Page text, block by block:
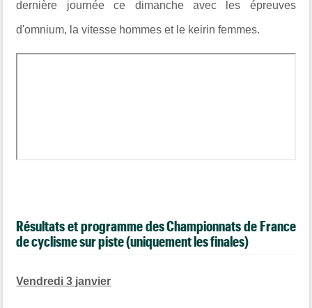
dernière journée ce dimanche avec les épreuves
d'omnium, la vitesse hommes et le keirin femmes.
Résultats et programme des Championnats de France
de cyclisme sur piste (uniquement les finales)
Vendredi 3 janvier